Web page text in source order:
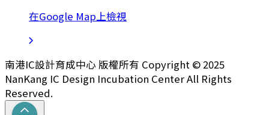
在Google Map上檢視
南港IC設計育成中心 版權所有 Copyright © 2025
NanKang IC Design Incubation Center All Rights
Reserved.